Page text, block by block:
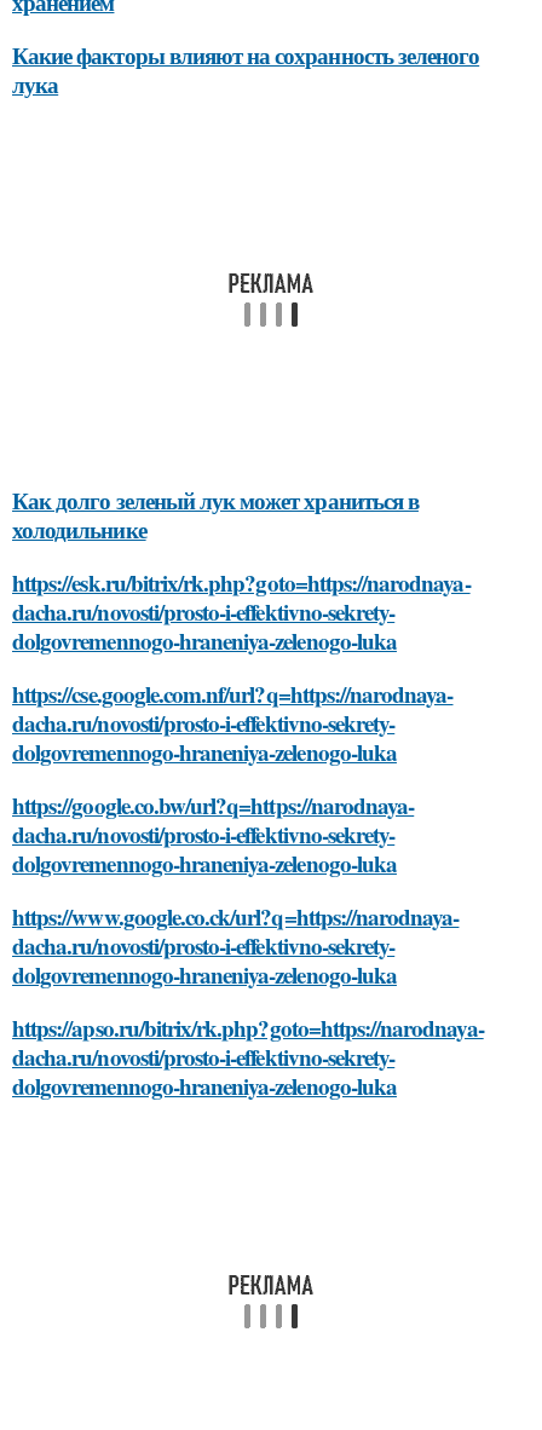
Какие факторы влияют на сохранность зеленого
лука
Как долго зеленый лук может храниться в
холодильнике
https://esk.ru/bitrix/rk.php?goto=https://narodnaya-
dacha.ru/novosti/prosto-i-effektivno-sekrety-
dolgovremennogo-hraneniya-zelenogo-luka
https://cse.google.com.nf/url?q=https://narodnaya-
dacha.ru/novosti/prosto-i-effektivno-sekrety-
dolgovremennogo-hraneniya-zelenogo-luka
https://google.co.bw/url?q=https://narodnaya-
dacha.ru/novosti/prosto-i-effektivno-sekrety-
dolgovremennogo-hraneniya-zelenogo-luka
https://www.google.co.ck/url?q=https://narodnaya-
dacha.ru/novosti/prosto-i-effektivno-sekrety-
dolgovremennogo-hraneniya-zelenogo-luka
https://apso.ru/bitrix/rk.php?goto=https://narodnaya-
dacha.ru/novosti/prosto-i-effektivno-sekrety-
dolgovremennogo-hraneniya-zelenogo-luka